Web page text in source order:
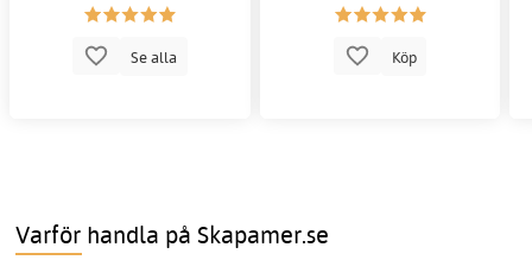
Se alla Köp
Varför handla på Skapamer.se